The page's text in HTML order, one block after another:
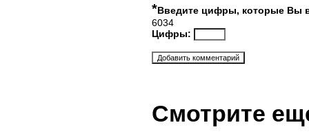
*Введите цифры, которые Вы
6034
Цифры:
Смотрите